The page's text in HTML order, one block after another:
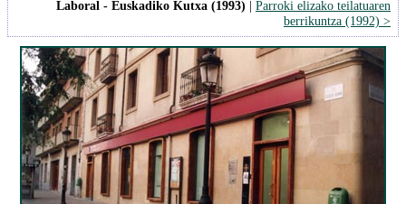
Laboral - Euskadiko Kutxa (1993) | Parroki elizako teilatuaren
berrikuntza (1992) >